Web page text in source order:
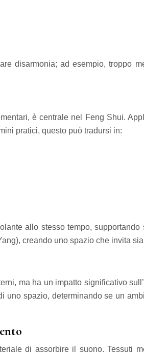
disarmonia; ad esempio, troppo
è centrale nel Feng Shui.
pratici, questo può tradursi in:
allo stesso tempo,
creando uno spazio che invita
ma ha un impatto significativo
spazio, determinando se un
di assorbire il suono. Tessuti